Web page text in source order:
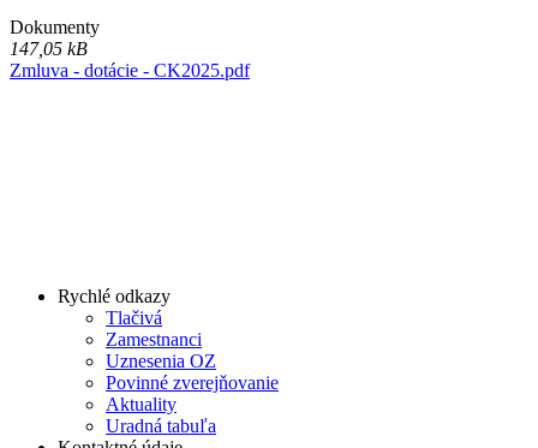
Dokumenty
147,05 kB
Zmluva - dotácie - CK2025.pdf
Rychlé odkazy
Tlačivá
Zamestnanci
Uznesenia OZ
Povinné zverejňovanie
Aktuality
Uradná tabuľa